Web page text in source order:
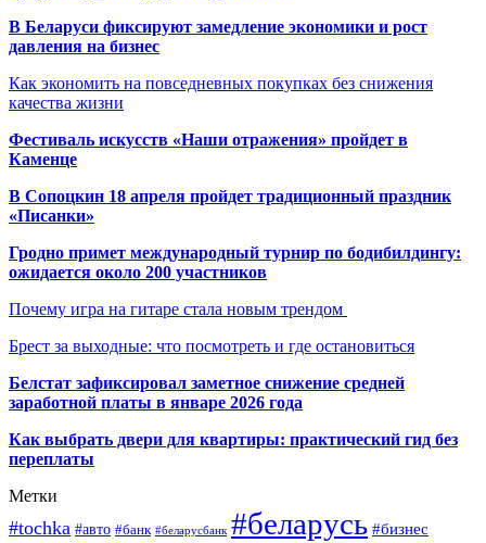
В Беларуси фиксируют замедление экономики и рост
давления на бизнес
Как экономить на повседневных покупках без снижения
качества жизни
Фестиваль искусств «Наши отражения» пройдет в
Каменце
В Сопоцкин 18 апреля пройдет традиционный праздник
«Писанки»
Гродно примет международный турнир по бодибилдингу:
ожидается около 200 участников
Почему игра на гитаре стала новым трендом
Брест за выходные: что посмотреть и где остановиться
Белстат зафиксировал заметное снижение средней
заработной платы в январе 2026 года
Как выбрать двери для квартиры: практический гид без
переплаты
Метки
#tochka #авто #банк #беларусбанк #беларусь #бизнес